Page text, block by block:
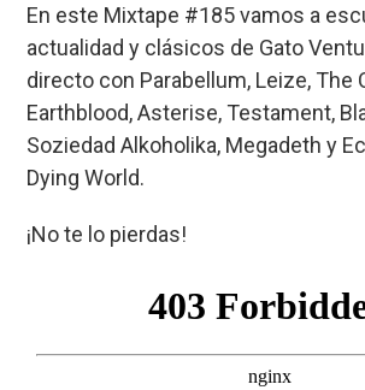
ce
b
o
o
k
es
ky
at
s
A
p
e
a
d
s
ail m
p
ar
tir
En este Mixtape #185 vamos a
actualidad y clásicos de Gato
directo con Parabellum, Leize, The
Earthblood, Asterise, Testament,
Soziedad Alkoholika, Megadeth y
Dying World.
¡No te lo pierdas!